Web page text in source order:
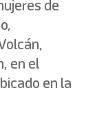
de
en el
en la